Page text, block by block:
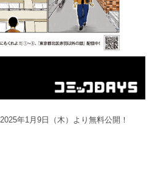
2025年1月9日（木）より無料公開！